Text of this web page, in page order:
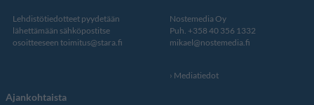
Lehdistötiedotteet pyydetään
lähettämään sähköpostitse
osoitteeseen toimitus@stara.fi
Nostemedia Oy
Puh. +358 40 356 1332
mikael@nostemedia.fi
Mediatiedot
Ajankohtaista